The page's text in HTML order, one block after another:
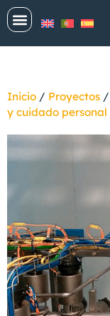
Inicio / Proyectos /
y cuidado personal